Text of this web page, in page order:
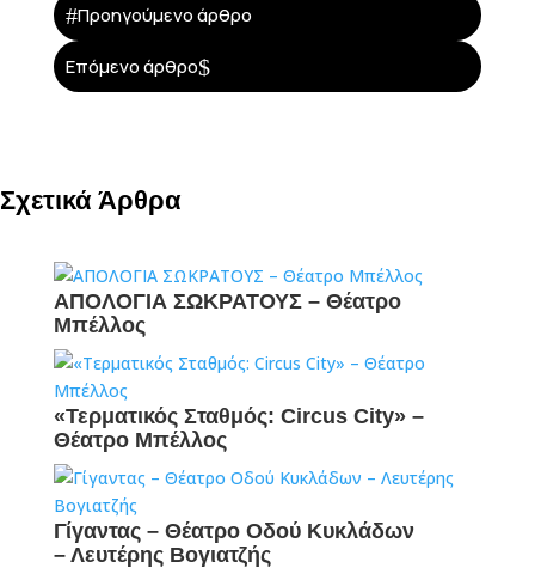
#Προηγούμενο άρθρο
Επόμενο άρθρο$
Σχετικά Άρθρα
ΑΠΟΛΟΓΙΑ ΣΩΚΡΑΤΟΥΣ – Θέατρο
Μπέλλος
«Τερματικός Σταθμός: Circus City» –
Θέατρο Μπέλλος
Γίγαντας – Θέατρο Οδού Κυκλάδων
– Λευτέρης Βογιατζής